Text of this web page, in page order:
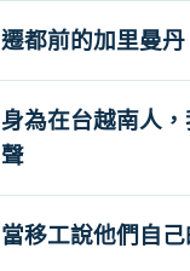
遷都前的加里曼
身為在台越南人
聲
當移工說他們自